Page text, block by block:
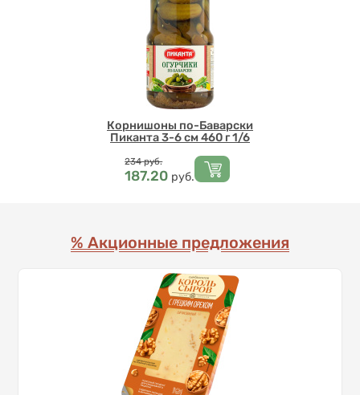
Корнишоны по-Баварски
Пиканта 3-6 см 460 г 1/6
Цена
234 руб.
187.20 руб.
% Акционные предложения